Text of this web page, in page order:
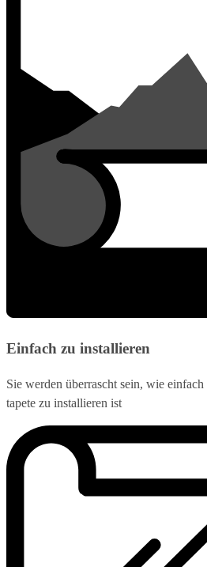
Einfach zu installieren
Sie werden überrascht sein, wie
tapete zu installieren ist